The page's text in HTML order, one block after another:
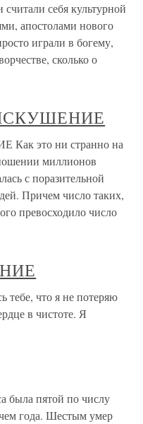
себя культурной
апостолами нового
играли в богему,
сколько о
это ни странно на
миллионов
с поразительной
Причем число таких,
превосходило число
что я не потеряю
в чистоте. Я
была пятой по числу
года. Шестым умер